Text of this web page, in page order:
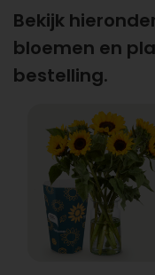
Bekijk
bloemen en
bestelling.